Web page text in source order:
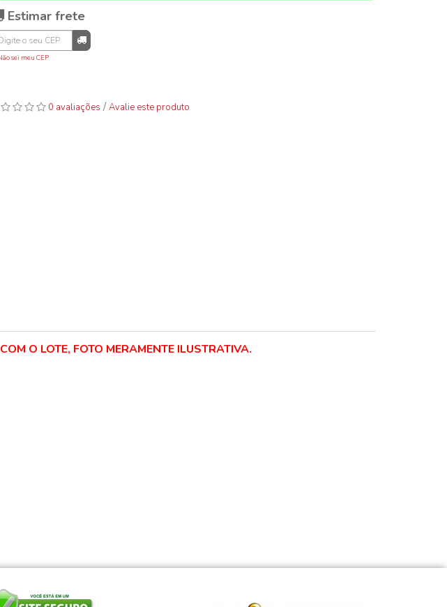
Estimar frete
sei meu CEP
0 avaliações /Avalie este produto
O LOTE, FOTO MERAMENTE ILUSTRATIVA.